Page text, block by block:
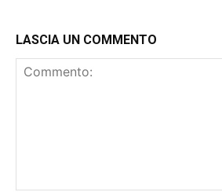
LASCIA UN COMMENTO